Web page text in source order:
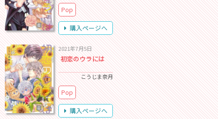
Pop
購入ページへ
2021年7月5日
初恋のウラには
こうじま奈月
Pop
購入ページへ